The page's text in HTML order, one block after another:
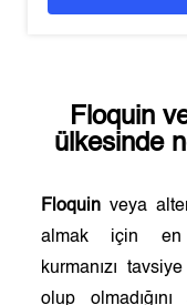
Floquin
ülkesinde
Floquin veya
almak için
kurmanızı
olup